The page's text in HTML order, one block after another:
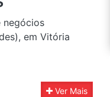
negócios
em Vitória
Ver Mais